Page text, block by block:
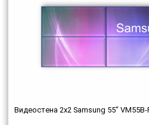
Видеостена 2x2 Samsung 55" VM55B-